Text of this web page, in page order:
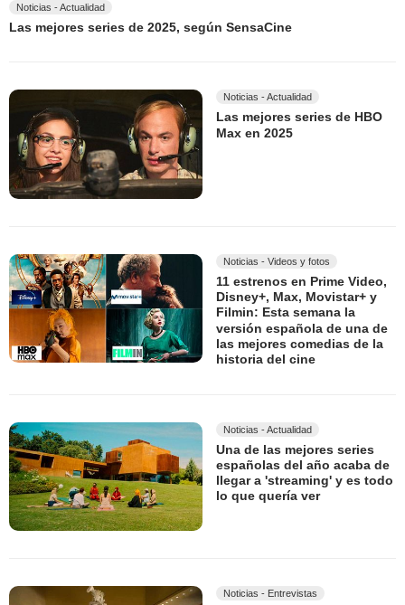
Noticias - Actualidad
Las mejores series de 2025, según SensaCine
Noticias - Actualidad
Las mejores series de HBO
Max en 2025
Noticias - Videos y fotos
11 estrenos en Prime Video,
Disney+, Max, Movistar+ y
Filmin: Esta semana la
versión española de una de
las mejores comedias de la
historia del cine
Noticias - Actualidad
Una de las mejores series
españolas del año acaba de
llegar a 'streaming' y es todo
lo que quería ver
Noticias - Entrevistas